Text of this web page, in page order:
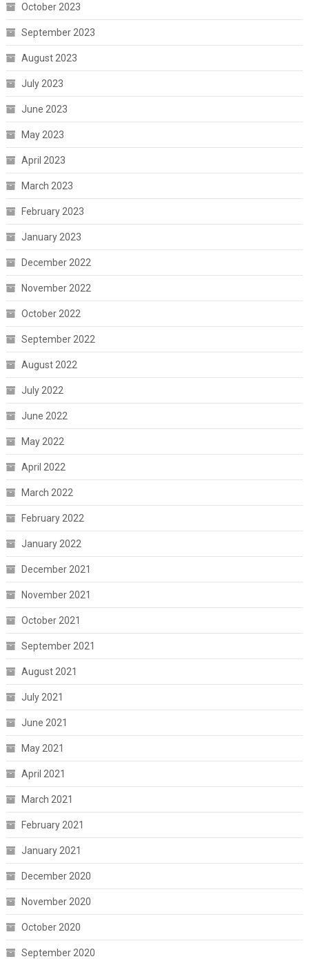
October 2023
September 2023
August 2023
July 2023
June 2023
May 2023
April 2023
March 2023
February 2023
January 2023
December 2022
November 2022
October 2022
September 2022
August 2022
July 2022
June 2022
May 2022
April 2022
March 2022
February 2022
January 2022
December 2021
November 2021
October 2021
September 2021
August 2021
July 2021
June 2021
May 2021
April 2021
March 2021
February 2021
January 2021
December 2020
November 2020
October 2020
September 2020